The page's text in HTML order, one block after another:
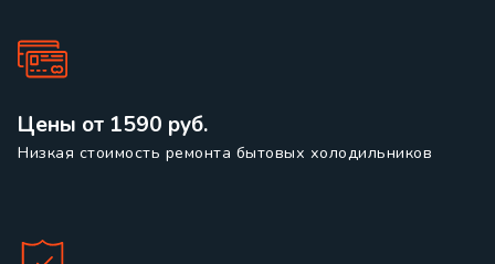
Цены от 1590 руб.
Низкая стоимость ремонта бытовых холодильников